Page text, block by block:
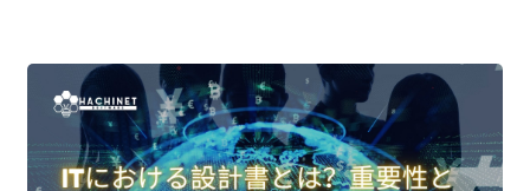
ると言っても過言ではありません。本記事では、設計書
とは何か？という基本から、種類・重要性・作成時のポ
イント、さらに現場で求められる実践的な運用法までを
わかりやすく解説します。